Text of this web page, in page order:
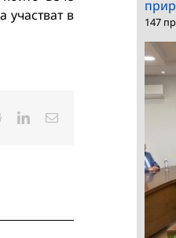
в
RedditLinkedInЕлектронна
147